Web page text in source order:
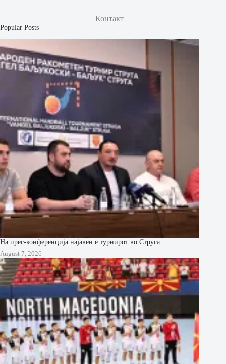
Контакт
Popular Posts
На прес-конференција најавен е турнирот во Струга
August 7, 2026